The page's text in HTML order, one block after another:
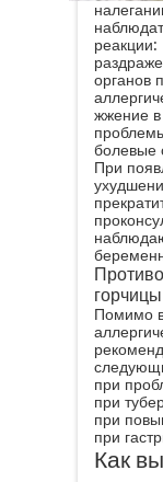
реакции:
органов
жжение в
болевые
При
горчицы
Помимо
при
при
при
при
Как